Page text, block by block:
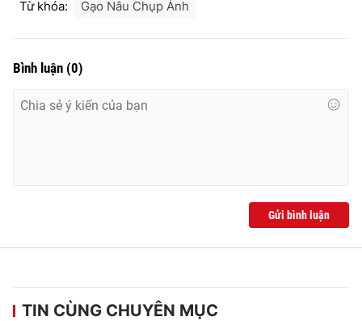
Từ khóa: Gạo Nâu Chụp Ảnh
Bình luận (0)
Gửi bình luận
TIN CÙNG CHUYÊN MỤC